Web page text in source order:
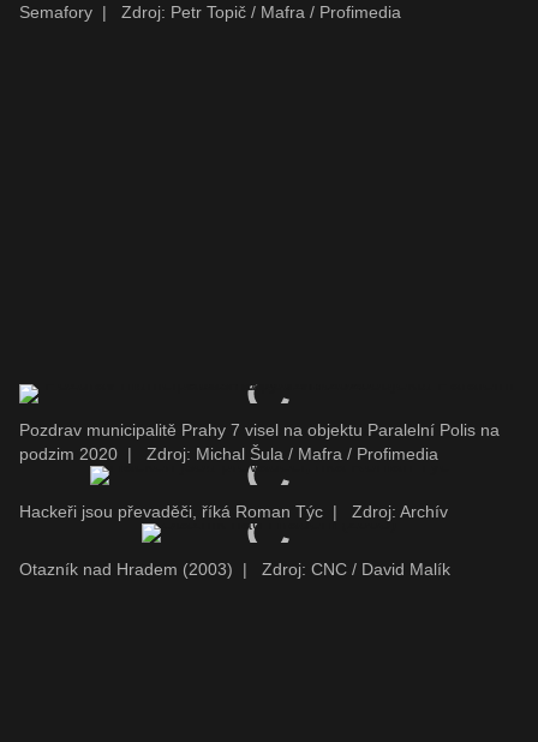
Semafory | Zdroj: Petr Topič / Mafra / Profimedia
Pozdrav municipalitě Prahy 7 visel na objektu Paralelní Polis na
podzim 2020 | Zdroj: Michal Šula / Mafra / Profimedia
Hackeři jsou převaděči, říká Roman Týc | Zdroj: Archív
Otazník nad Hradem (2003) | Zdroj: CNC / David Malík